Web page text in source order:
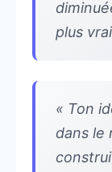
plus
« Ton
dans le